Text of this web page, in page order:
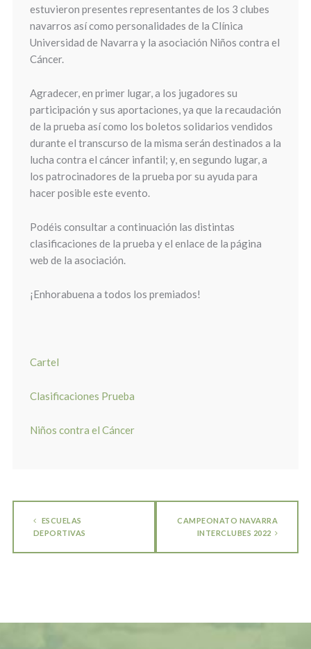
estuvieron presentes representantes de los 3 clubes
navarros así como personalidades de la Clínica
Universidad de Navarra y la asociación Niños contra el
Cáncer.
Agradecer, en primer lugar, a los jugadores su
participación y sus aportaciones, ya que la recaudación
de la prueba así como los boletos solidarios vendidos
durante el transcurso de la misma serán destinados a la
lucha contra el cáncer infantil; y, en segundo lugar, a
los patrocinadores de la prueba por su ayuda para
hacer posible este evento.
Podéis consultar a continuación las distintas
clasificaciones de la prueba y el enlace de la página
web de la asociación.
¡Enhorabuena a todos los premiados!
Cartel
Clasificaciones Prueba
Niños contra el Cáncer
ESCUELAS
DEPORTIVAS
CAMPEONATO NAVARRA
INTERCLUBES 2022